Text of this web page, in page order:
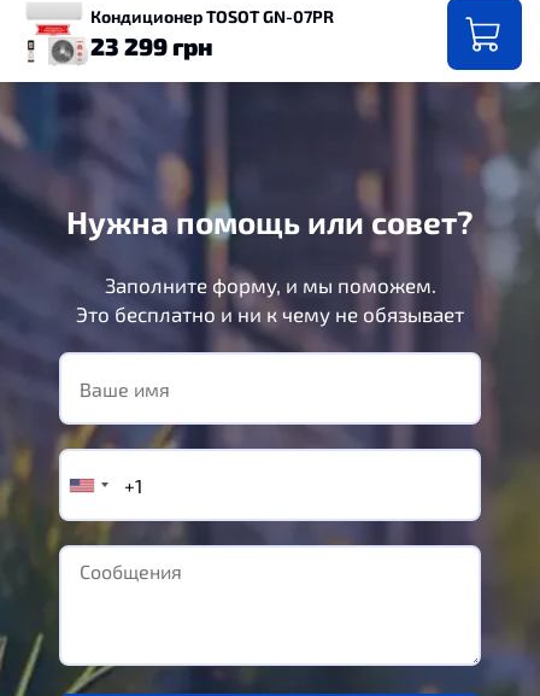
Кондиционер TOSOT GN-07PR
23 299 грн
Нужна помощь или совет?
Заполните форму, и мы поможем.
Это бесплатно и ни к чему не обязывает